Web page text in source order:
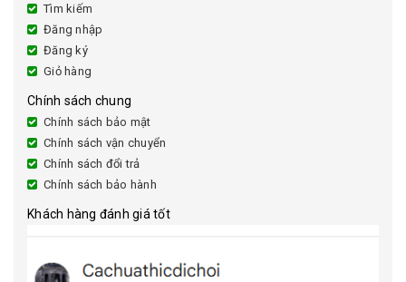
Tìm kiếm
Đăng nhập
Đăng ký
Giỏ hàng
Chính sách chung
Chính sách bảo mật
Chính sách vận chuyển
Chính sách đổi trả
Chính sách bảo hành
Khách hàng đánh giá tốt